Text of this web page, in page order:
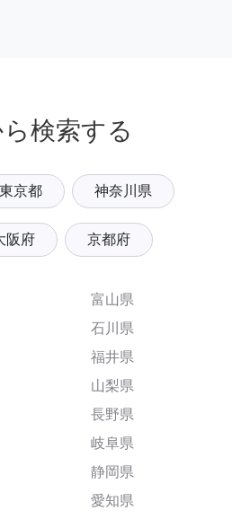
検索する
東京都 神奈川県
阪府 京都府
富山県
石川県
福井県
山梨県
長野県
岐阜県
静岡県
愛知県